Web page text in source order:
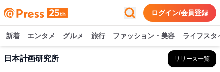
ログイン/会員登録
新着 エンタメ グルメ 旅行 ファッション・美容 ライフスタ
日本計画研究所 リリース一覧